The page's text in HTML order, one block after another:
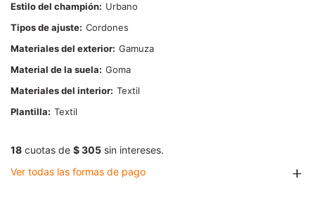
Estilo del champión
Urbano
Tipos de ajuste Cordones
Materiales del exterior Gamuza
Material de la suela
Goma
Materiales del interior Textil
Plantilla
Textil
18 cuotas de $ 305 sin intereses.
Ver todas las formas de pago